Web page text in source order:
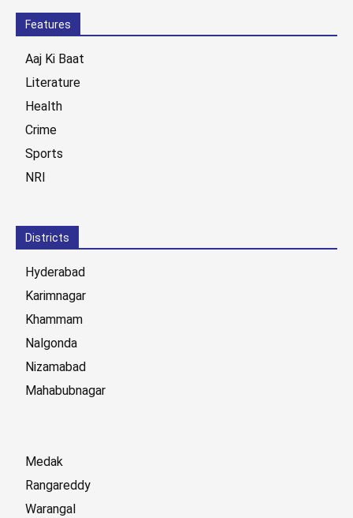
Features
Aaj Ki Baat
Literature
Health
Crime
Sports
NRI
Districts
Hyderabad
Karimnagar
Khammam
Nalgonda
Nizamabad
Mahabubnagar
Medak
Rangareddy
Warangal